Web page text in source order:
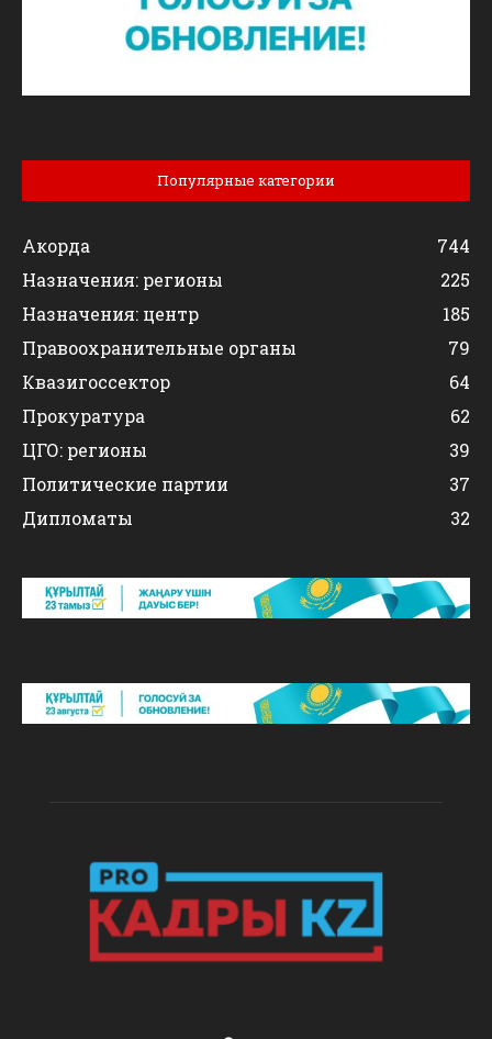
Популярные категории
Акорда
744
Назначения: регионы
225
Назначения: центр
185
Правоохранительные органы
79
Квазигоссектор
64
Прокуратура
62
ЦГО: регионы
39
Политические партии
37
Дипломаты
32